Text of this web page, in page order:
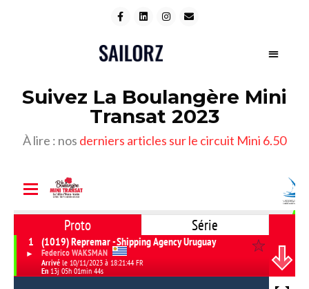
Suivez La Boulangère Mini
Transat 2023
À lire : nos derniers articles sur le circuit Mini 6.50